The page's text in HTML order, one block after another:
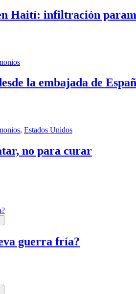
Haití: infiltración
la embajada de
, Estados Unidos
no para curar
guerra fría?